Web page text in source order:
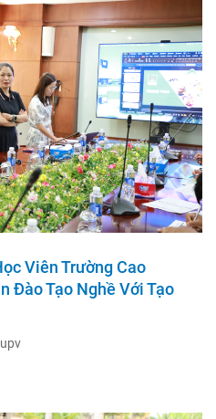
Viên Trường Cao
Đào Tạo Nghề Với Tạo